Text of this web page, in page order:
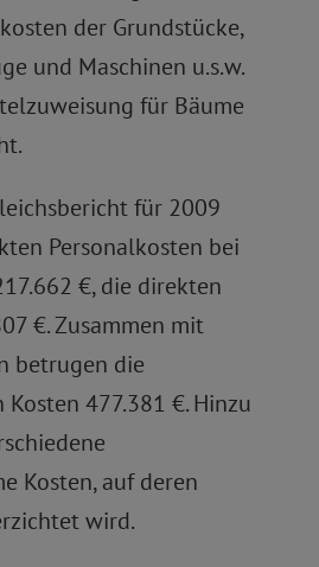
der Grundstücke,
und Maschinen u.s.w.
für Bäume
für 2009
Personalkosten bei
€, die direkten
€. Zusammen mit
betrugen die
477.381 €. Hinzu
Kosten, auf deren
wird.